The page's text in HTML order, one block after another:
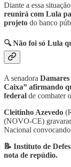
Diante a essa
reunirá com Lula
projeto do banco
🔍 Não foi só Lula
A senadora Damares
Caixa” afirmando
federal de combater
Cleitinho Azevedo
(NOVO-CE)
Nacional
📝 Instituto de
nota de repúdio.